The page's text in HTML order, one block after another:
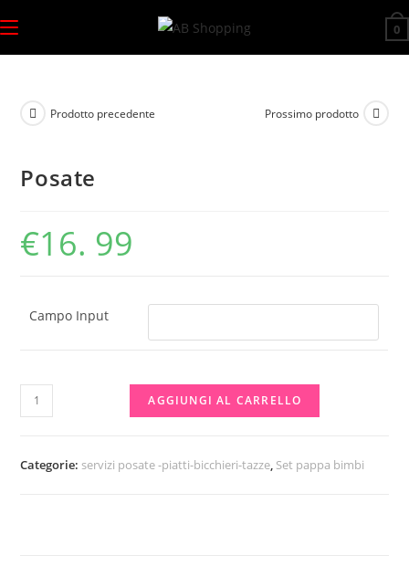
al
contenuto
0
Prodotto precedente Prossimo prodotto
Posate
€16. 99
Campo Input
Posate
quantità
AGGIUNGI AL CARRELLO
Categorie: servizi posate -piatti-bicchieri-tazze, Set pappa bimbi